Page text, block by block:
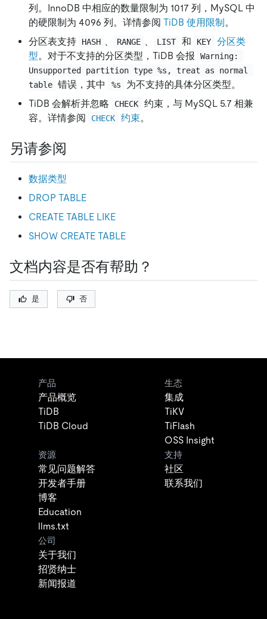
列。InnoDB 中相应的数量限制为 1017 列，MySQL 中
的硬限制为 4096 列。详情参阅 TiDB 使用限制。
分区表支持
HASH RANGE LIST 和 KEY
分区类
型。对于不支持的分区类型，TiDB 会报
Warning:
Unsupported partition type %s, treat as normal
table 错误，其中 %s
为不支持的具体分区类型。
TiDB 会解析并忽略
CHECK
约束，与 MySQL 5.7 相兼
容。详情参阅
CHECK 约束。
另请参阅
数据类型
DROP TABLE
CREATE TABLE LIKE
SHOW CREATE TABLE
文档内容是否有帮助？
是 否
产品
产品概览
TiDB
TiDB Cloud
生态
集成
TiKV
TiFlash
OSS Insight
资源
常见问题解答
开发者手册
博客
Education
llms.txt
支持
社区
联系我们
公司
关于我们
招贤纳士
新闻报道